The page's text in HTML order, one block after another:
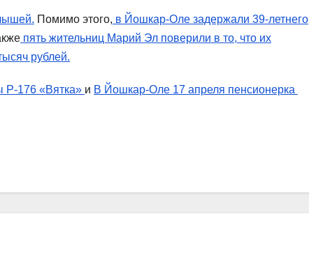
Помимо этого, в Йошкар-Оле задержали 39-летнего
пять жительниц Марий Эл поверили в то, что их
рублей.
Р-176 «Вятка» и В Йошкар-Оле 17 апреля пенсионерка